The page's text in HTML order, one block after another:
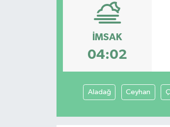
İMSAK
04:02
Aladağ Ceyhan